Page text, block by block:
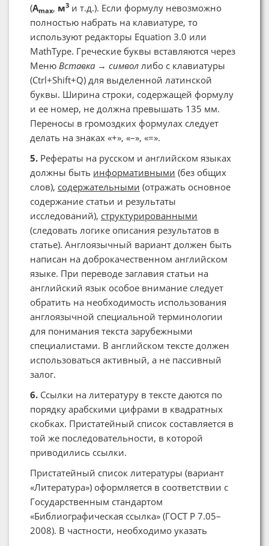
(Amax, м3 и т.д.). Если формулу невозможно
полностью набрать на клавиатуре, то
используют редакторы Equation 3.0 или
MathType. Греческие буквы вставляются через
Меню Вставка → символ либо с клавиатуры
(Ctrl+Shift+Q) для выделенной латинской
буквы. Ширина строки, содержащей формулу
и ее номер, не должна превышать 135 мм.
Переносы в громоздких формулах следует
делать на знаках «+», «–», «=».
5. Рефераты на русском и английском языках
должны быть информативными (без общих
слов), содержательными (отражать основное
содержание статьи и результаты
исследований), структурированными
(следовать логике описания результатов в
статье). Англоязычный вариант должен быть
написан на доброкачественном английском
языке. При переводе заглавия статьи на
английский язык особое внимание следует
обратить на необходимость использования
англоязычной специальной терминологии
для понимания текста зарубежными
специалистами. В английском тексте должен
использоваться активный, а не пассивный
залог.
6. Ссылки на литературу в тексте даются по
порядку арабскими цифрами в квадратных
скобках. Пристатейный список составляется в
той же последовательности, в которой
приводились ссылки.
Пристатейный список литературы (вариант
«Литература») оформляется в соответствии с
Государственным стандартом
«Библиографическая ссылка» (ГОСТ Р 7.05–
2008). В частности, необходимо указать